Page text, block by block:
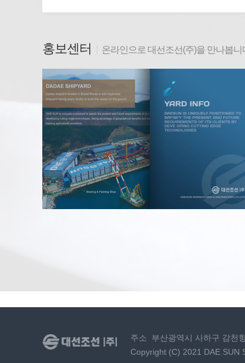
홍보센터 온라인으로 대선조선(주)을 만나봅니
주소 부산광역시 사하구 감천
Copyright (C) 2021 DAE SUN